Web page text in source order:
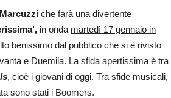
che farà una divertente
in onda martedì 17 gennaio in
benissimo dal pubblico che si è rivisto
e Duemila. La sfida apertissima è tra
, cioè i giovani di oggi. Tra sfide musicali,
sono stati i Boomers.